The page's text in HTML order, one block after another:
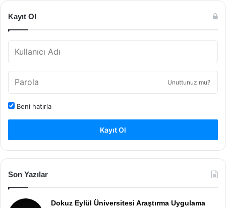
Kayıt Ol
Unuttunuz mu?
Beni hatırla
Kayıt Ol
Son Yazılar
Dokuz Eylül Üniversitesi Araştırma Uygulama